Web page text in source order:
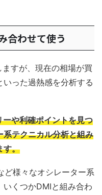
合わせて使う
すが、現在の相場が買
った過熱感を分析する
や利確ポイントを見つ
テクニカル分析と組み
す。
ど様々なオシレーター系
くつかDMIと組み合わ